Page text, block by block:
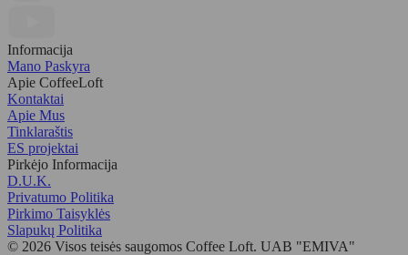
Informacija
Mano Paskyra
Apie CoffeeLoft
Kontaktai
Apie Mus
Tinklaraštis
ES projektai
Pirkėjo Informacija
D.U.K.
Privatumo Politika
Pirkimo Taisyklės
Slapukų Politika
© 2026 Visos teisės saugomos Coffee Loft. UAB "EMIVA"